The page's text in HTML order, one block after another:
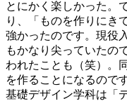
とにかく楽しかった。
り、「ものを作りにき
強かったのです。現役
もかなり尖っていたの
われたことも（笑）。
を作ることになるので
基礎デザイン学科は「